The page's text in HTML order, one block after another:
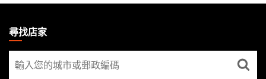
THE
GATHERING
FOOTER
尋找店家
尋
找